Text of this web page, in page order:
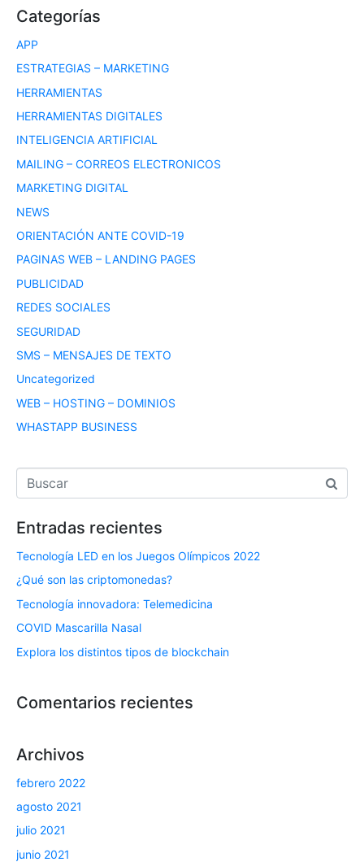
Categorías
APP
ESTRATEGIAS – MARKETING
HERRAMIENTAS
HERRAMIENTAS DIGITALES
INTELIGENCIA ARTIFICIAL
MAILING – CORREOS ELECTRONICOS
MARKETING DIGITAL
NEWS
ORIENTACIÓN ANTE COVID-19
PAGINAS WEB – LANDING PAGES
PUBLICIDAD
REDES SOCIALES
SEGURIDAD
SMS – MENSAJES DE TEXTO
Uncategorized
WEB – HOSTING – DOMINIOS
WHASTAPP BUSINESS
Entradas recientes
Tecnología LED en los Juegos Olímpicos 2022
¿Qué son las criptomonedas?
Tecnología innovadora: Telemedicina
COVID Mascarilla Nasal
Explora los distintos tipos de blockchain
Comentarios recientes
Archivos
febrero 2022
agosto 2021
julio 2021
junio 2021